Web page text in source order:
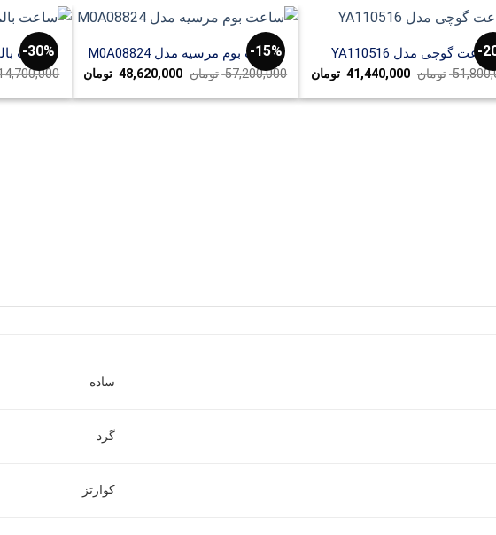
ساعت گوچی مدل YA110516
تومان قیمت
اصلی:
51,800,000 تومان
41,440,000 تومان قیمت
41,440,000 تومان.
15%-
ساعت بوم مرسیه مدل M0A08824
57,200,000 تومان قیمت
اصلی:
57,200,000 تومان
48,620,000 تومان قیمت
48,620,000 تومان.
30%-
ساعت بالمین
ساده
گرد
کوارتز